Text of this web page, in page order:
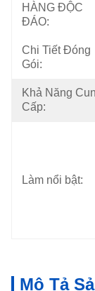
HÀNG ĐỘC
ĐÁO:
Chi Tiết Đóng
Gói:
Khả Năng
Cấp:
Làm nổi bật:
Mô Tả